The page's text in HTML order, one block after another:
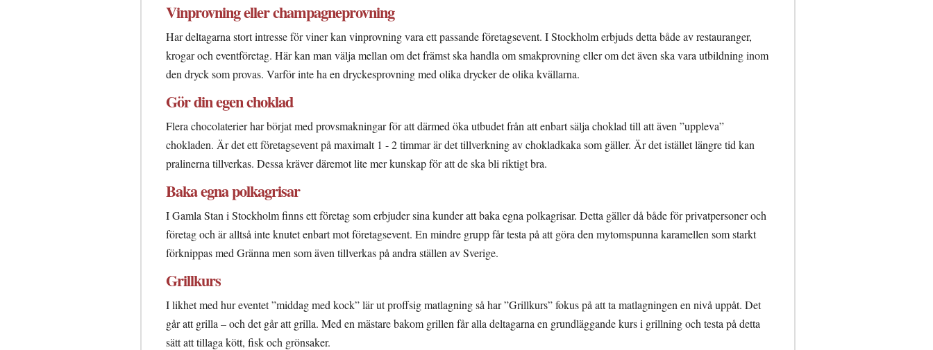
Vinprovning eller champagneprovning
Har deltagarna stort intresse för viner kan vinprovning vara ett passande företagsevent. I Stockholm erbjuds detta både av restauranger,
krogar och eventföretag. Här kan man välja mellan om det främst ska handla om smakprovning eller om det även ska vara utbildning inom
den dryck som provas. Varför inte ha en dryckesprovning med olika drycker de olika kvällarna.
Gör din egen choklad
Flera chocolaterier har börjat med provsmakningar för att därmed öka utbudet från att enbart sälja choklad till att även ”uppleva”
chokladen. Är det ett företagsevent på maximalt 1 - 2 timmar är det tillverkning av chokladkaka som gäller. Är det istället längre tid kan
pralinerna tillverkas. Dessa kräver däremot lite mer kunskap för att de ska bli riktigt bra.
Baka egna polkagrisar
I Gamla Stan i Stockholm finns ett företag som erbjuder sina kunder att baka egna polkagrisar. Detta gäller då både för privatpersoner och
företag och är alltså inte knutet enbart mot företagsevent. En mindre grupp får testa på att göra den mytomspunna karamellen som starkt
förknippas med Gränna men som även tillverkas på andra ställen av Sverige.
Grillkurs
I likhet med hur eventet ”middag med kock” lär ut proffsig matlagning så har ”Grillkurs” fokus på att ta matlagningen en nivå uppåt. Det
går att grilla – och det går att grilla. Med en mästare bakom grillen får alla deltagarna en grundläggande kurs i grillning och testa på detta
sätt att tillaga kött, fisk och grönsaker.